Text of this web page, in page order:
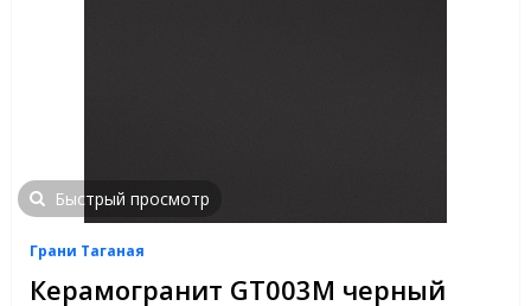
Быстрый просмотр
Грани Таганая
Керамогранит GT003M черный